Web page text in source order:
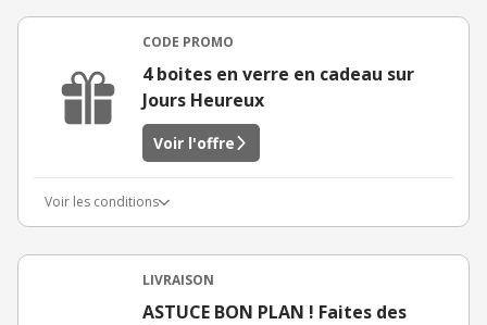
CODE PROMO
4 boites en verre en cadeau sur
Jours Heureux
Voir l'offre
Voir les conditions
LIVRAISON
ASTUCE BON PLAN ! Faites des